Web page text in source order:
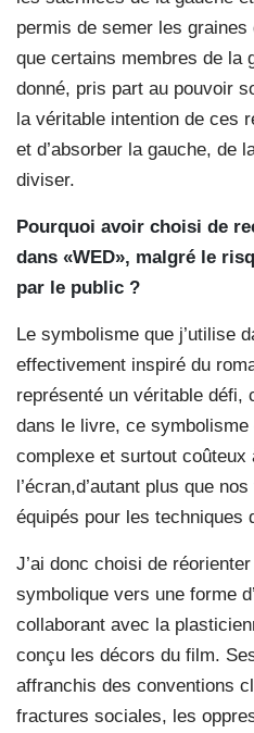
permis de semer les
que certains membres de la
donné, pris part au pouvoir
la véritable intention de ces
et d’absorber la gauche, de
diviser.
Pourquoi avoir choisi de
dans «WED», malgré le
par le public ?
Le symbolisme que j’utilise
effectivement inspiré du
représenté un véritable défi,
dans le livre, ce
complexe et surtout coûteux
l’écran,d’autant plus que
équipés pour les techniques
J’ai donc choisi de
symbolique vers une forme
collaborant avec la
conçu les décors du film.
affranchis des conventions
fractures sociales, les